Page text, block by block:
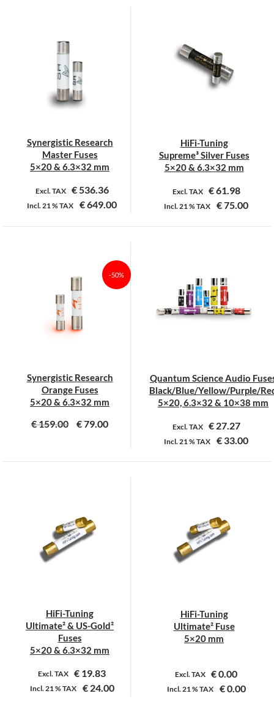
Deze
optie
kan
gekozen
de
productpagina
variaties.
Deze
optie
kan
de
productpagina
Synergistic Research
Master Fuses
5×20 & 6.3×32 mm
Excl. TAX €536.36
Incl.21 %TAX €649.00
Dit
meerdere
variaties.
Deze
optie
kan
de
productpagina
HiFi-Tuning
Supreme³ Silver Fuses
5×20 & 6.3×32 mm
Excl. TAX €61.98
Incl.21 %TAX €75.00
Dit
variaties.
Deze
optie
de
productpagina
-50%
Synergistic Research
Orange Fuses
5×20 & 6.3×32 mm
€159.00 €79.00
Dit
variaties.
Deze
optie
de
productpagina
Quantum Science Audio
Black/Blue/Yellow/Purple/
5×20, 6.3×32 & 10×38 mm
Excl. TAX €27.27
Incl.21 %TAX € 33.00
Dit
variaties.
Deze
optie
de
productpagina
HiFi-Tuning
Ultimate² & US-Gold²
Fuses
5×20 & 6.3×32 mm
Excl. TAX € 19.83
Incl.21 %TAX €24.00
HiFi-Tuning
Ultimate² Fuse
5×20 mm
Excl. TAX €0.00
Incl.21 %TAX €0.00